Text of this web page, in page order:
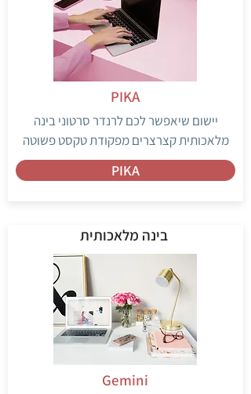
יישום שיאפשר לכם לרנדר סרטוני בינה
מלאכותית קצרצרים מפקודת טקסט פשוטה
PIKA
PIKA
בינה מלאכותית
Gemini